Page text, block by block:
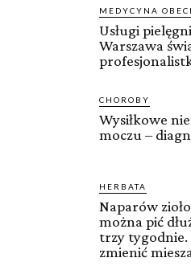
MEDYCYNA
Usługi
Warszawa
CHOROBY
Wysiłkowe
moczu –
HERBATA
Naparów
można pić
trzy tygodnie.
zmienić